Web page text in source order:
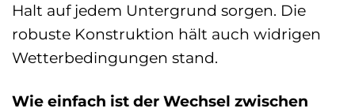
Halt auf jedem Untergrund sorgen. Die
robuste Konstruktion hält auch widrigen
Wetterbedingungen stand.
Wie einfach ist der Wechsel zwischen